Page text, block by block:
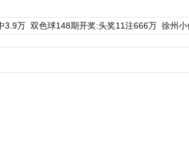
3.9万 双色球148期开奖:头奖11注666万 徐州